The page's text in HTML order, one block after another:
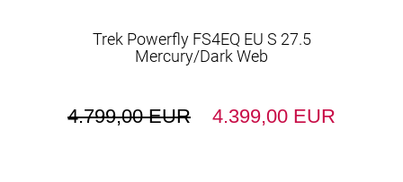
Trek Powerfly FS4EQ EU S 27.5
Mercury/Dark Web
4.799,00 EUR 4.399,00 EUR